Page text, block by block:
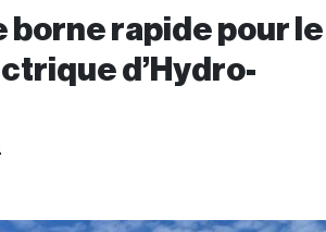
borne rapide pour le
d’Hydro-